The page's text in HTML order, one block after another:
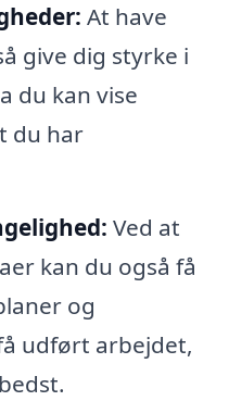
At have
give dig styrke i
du kan vise
du har
Ved at
kan du også få
og
udført arbejdet,